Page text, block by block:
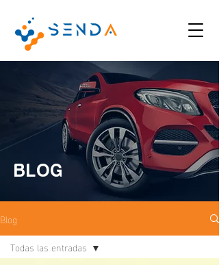
BLOG
Blog
Todas las entradas